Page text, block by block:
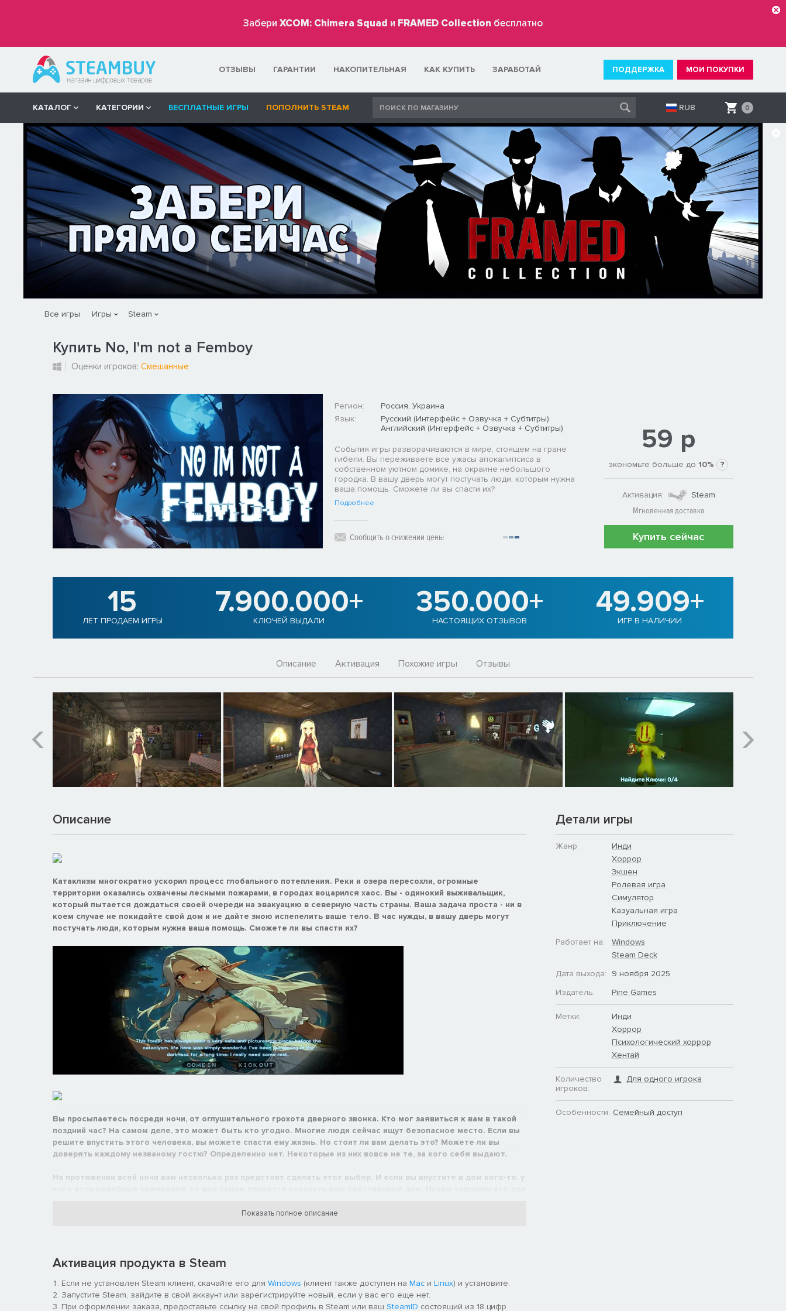
Забери XCOM: Chimera Squad и FRAMED Collection бесплатно
ОТЗЫВЫ ГАРАНТИИ НАКОПИТЕЛЬНАЯ КАК КУПИТЬ ЗАРАБОТАЙ ПОДДЕРЖКА МОИ ПОКУПКИ
КАТАЛОГ КАТЕГОРИИ БЕСПЛАТНЫЕ ИГРЫ ПОПОЛНИТЬ STEAM RUB 0
Все игры Игры Steam
Купить No, I'm not a Femboy
Оценки игроков: Смешанные
Регион:
Россия, Украина
Язык:
Русский (Интерфейс + Озвучка + Субтитры)
Английский (Интерфейс + Озвучка + Субтитры)
События игры разворачиваются в мире, стоящем на гране
гибели. Вы переживаете все ужасы апокалипсиса в
собственном уютном домике, на окраине небольшого
городка. В вашу дверь могут постучать люди, которым нужна
ваша помощь. Сможете ли вы спасти их?
Подробнее
Сообщить о снижении цены
59 р
экономьте больше до10% ?
Активация:
Steam
Мгновенная доставка
Купить сейчас
15
ЛЕТ ПРОДАЕМ ИГРЫ
7.900.000+
КЛЮЧЕЙ ВЫДАЛИ
350.000+
НАСТОЯЩИХ ОТЗЫВОВ
49.909+
ИГР В НАЛИЧИИ
Описание Активация Похожие игры Отзывы
Описание
Катаклизм многократно ускорил процесс глобального потепления. Реки и озера пересохли, огромные
территории оказались охвачены лесными пожарами, в городах воцарился хаос. Вы - одинокий выживальщик,
который пытается дождаться своей очереди на эвакуацию в северную часть страны. Ваша задача проста - ни в
коем случае не покидайте свой дом и не дайте зною испепелить ваше тело. В час нужды, в вашу дверь могут
постучать люди, которым нужна ваша помощь. Сможете ли вы спасти их?
Вы просыпаетесь посреди ночи, от оглушительного грохота дверного звонка. Кто мог заявиться к вам в такой
поздний час? На самом деле, это может быть кто угодно. Многие люди сейчас ищут безопасное место. Если вы
решите впустить этого человека, вы можете спасти ему жизнь. Но стоит ли вам делать это? Можете ли вы
доверять каждому незваному гостю? Определенно нет. Некоторые из них вовсе не те, за кого себя выдают.
На протяжении всей ночи вам несколько раз предстоит сделать этот выбор. И если вы впустите в дом кого-то, у
Показать полное описание
Активация продукта в Steam
Если не установлен Steam клиент, скачайте его для Windows (клиент также доступен на Mac и Linux) и установите.
Запустите Steam, зайдите в свой аккаунт или зарегистрируйте новый, если у вас его еще нет.
При оформлении заказа, предоставьте ссылку на свой профиль в Steam или ваш SteamID состоящий из 18 цифр
Детали игры
Жанр:
Инди
Хоррор
Экшен
Ролевая игра
Симулятор
Казуальная игра
Приключение
Работает на:
Windows
Steam Deck
Дата выхода:
9 ноября 2025
Издатель:
Pine Games
Метки:
Инди
Хоррор
Психологический хоррор
Хентай
Количество
игроков:
Для одного игрока
Особенности: Семейный доступ